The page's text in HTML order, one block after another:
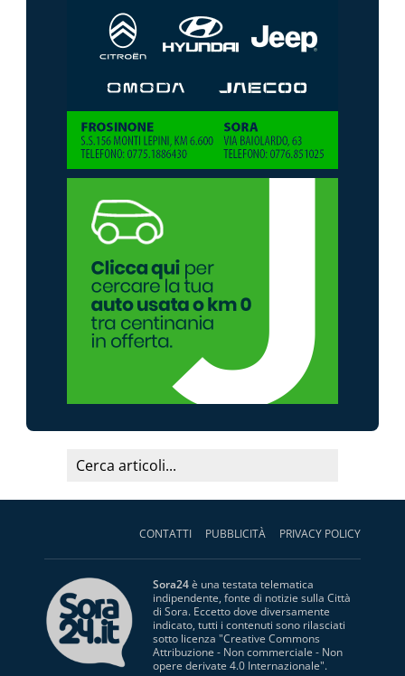
CONTATTI PUBBLICITÀ PRIVACY POLICY
Sora24è una testata telematica
indipendente, fonte di notizie sulla Città
di Sora. Eccetto dove diversamente
indicato, tutti i contenuti sono rilasciati
sotto licenza "Creative Commons
Attribuzione - Non commerciale - Non
opere derivate 4.0 Internazionale".